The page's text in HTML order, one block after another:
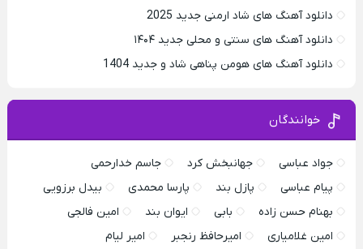
دانلود آهنگ های شاد ارمنی جدید 2025
دانلود آهنگ های سنتی و محلی جدید ۱۴۰۴
دانلود آهنگ های هومن پناهی شاد و جدید 1404
خوانندگان
جواد عباسی جهانبخش کرد
جاسم خدارحمی
پیام عباسی
پازل بند پارسا محمدی
بیدل برزویی
بهنام حسن زاده
بابی ایوان بند
امین فالجی
امین غلامیاری
امیرحافظ رنجبر
امیر لیام